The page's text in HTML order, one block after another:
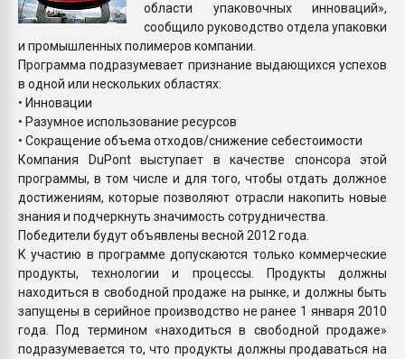
области упаковочных инноваций»,
сообщило руководство отдела упаковки
и промышленных полимеров компании.
Программа подразумевает признание выдающихся успехов
в одной или нескольких областях:
• Инновации
• Разумное использование ресурсов
• Сокращение объема отходов/снижение себестоимости
Компания DuPont выступает в качестве спонсора этой
программы, в том числе и для того, чтобы отдать должное
достижениям, которые позволяют отрасли накопить новые
знания и подчеркнуть значимость сотрудничества.
Победители будут объявлены весной 2012 года.
К участию в программе допускаются только коммерческие
продукты, технологии и процессы. Продукты должны
находиться в свободной продаже на рынке, и должны быть
запущены в серийное производство не ранее 1 января 2010
года. Под термином «находиться в свободной продаже»
подразумевается то, что продукты должны продаваться на